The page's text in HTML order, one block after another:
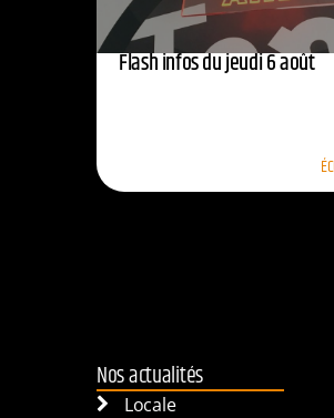
Flash infos du jeudi 6 août
Nos actualités
Locale